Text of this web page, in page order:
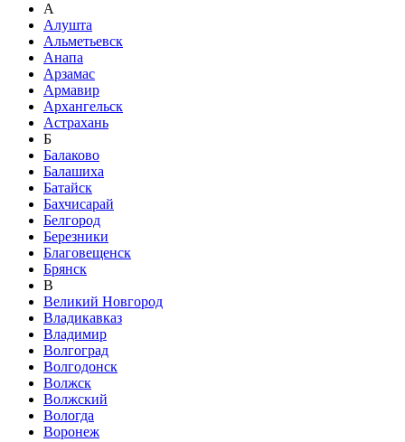
А
Алушта
Альметьевск
Анапа
Арзамас
Армавир
Архангельск
Астрахань
Б
Балаково
Балашиха
Батайск
Бахчисарай
Белгород
Березники
Благовещенск
Брянск
В
Великий Новгород
Владикавказ
Владимир
Волгоград
Волгодонск
Волжск
Волжский
Вологда
Воронеж